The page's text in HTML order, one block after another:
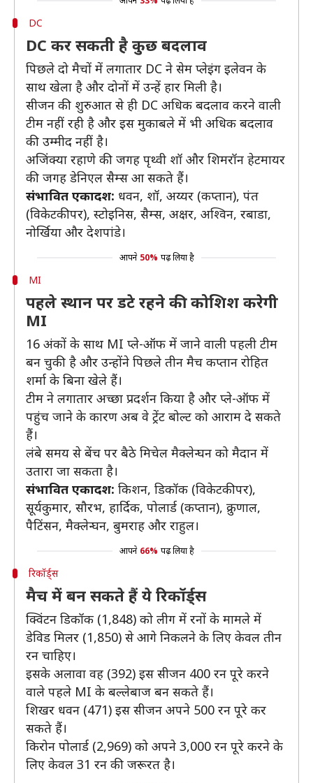
DC
DC कर सकती है कुछ बदलाव
पिछले दो मैचों में लगातार DC ने सेम प्लेइंग इलेवन के
साथ खेला है और दोनों में उन्हें हार मिली है।
सीजन की शुरुआत से ही DC अधिक बदलाव करने वाली
टीम नहीं रही है और इस मुकाबले में भी अधिक बदलाव
की उम्मीद नहीं है।
अजिंक्या रहाणे की जगह पृथ्वी शॉ और शिमरॉन हेटमायर
की जगह डेनिएल सैम्स आ सकते हैं।
संभावित एकादश: धवन, शॉ, अय्यर (कप्तान), पंत
(विकेटकीपर), स्टोइनिस, सैम्स, अक्षर, अश्विन, रबाडा,
नोर्खिया और देशपांडे।
आपने 50% पढ़ लिया है
MI
पहले स्थान पर डटे रहने की कोशिश करेगी
MI
16 अंकों के साथ MI प्ले-ऑफ में जाने वाली पहली टीम
बन चुकी है और उन्होंने पिछले तीन मैच कप्तान रोहित
शर्मा के बिना खेले हैं।
टीम ने लगातार अच्छा प्रदर्शन किया है और प्ले-ऑफ में
पहुंच जाने के कारण अब वे ट्रेंट बोल्ट को आराम दे सकते
हैं।
लंबे समय से बेंच पर बैठे मिचेल मैक्लेन्घन को मैदान में
उतारा जा सकता है।
संभावित एकादश: किशन, डिकॉक (विकेटकीपर),
सूर्यकुमार, सौरभ, हार्दिक, पोलार्ड (कप्तान), क्रुणाल,
पैटिंसन, मैक्लेन्घन, बुमराह और राहुल।
आपने 66% पढ़ लिया है
रिकॉर्ड्स
मैच में बन सकते हैं ये रिकॉर्ड्स
क्विंटन डिकॉक (1,848) को लीग में रनों के मामले में
डेविड मिलर (1,850) से आगे निकलने के लिए केवल तीन
रन चाहिए।
इसके अलावा वह (392) इस सीजन 400 रन पूरे करने
वाले पहले MI के बल्लेबाज बन सकते हैं।
शिखर धवन (471) इस सीजन अपने 500 रन पूरे कर
सकते हैं।
किरोन पोलार्ड (2,969) को अपने 3,000 रन पूरे करने के
लिए केवल 31 रन की जरूरत है।